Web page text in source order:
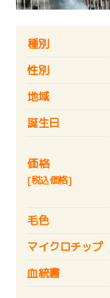
種別
性別
地域
誕生日
価格
[税込価格]
毛色
マイクロチップ
血統書